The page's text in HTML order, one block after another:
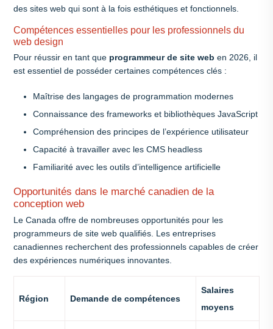
des sites web qui sont à la fois esthétiques et fonctionnels.
Compétences essentielles pour les professionnels du
web design
Pour réussir en tant que programmeur de site web en 2026, il
est essentiel de posséder certaines compétences clés :
Maîtrise des langages de programmation modernes
Connaissance des frameworks et bibliothèques JavaScript
Compréhension des principes de l’expérience utilisateur
Capacité à travailler avec les CMS headless
Familiarité avec les outils d’intelligence artificielle
Opportunités dans le marché canadien de la
conception web
Le Canada offre de nombreuses opportunités pour les
programmeurs de site web qualifiés. Les entreprises
canadiennes recherchent des professionnels capables de créer
des expériences numériques innovantes.
Région Demande de compétences
Salaires
moyens